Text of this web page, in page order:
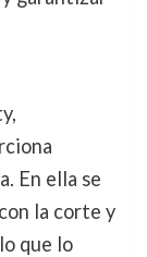
En ella se
la corte y
que lo